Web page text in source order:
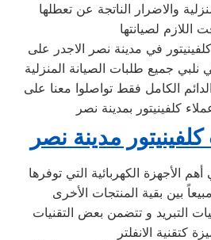
والاضرار الناتجة عن تعطلها
اللازم لصيانتها
في مدينة نصر الاجدر على
نلبي جميع طلبات الصيانة المنزلية
الدائم الكامل فقط تواصلوا معنا على
كلفينيتور بمدينة نصر
مدينة نصر
التبريد و تتضمن بعض التقنيات